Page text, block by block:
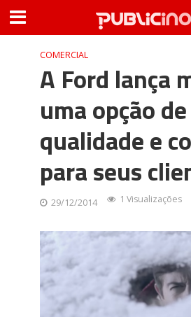
COMERCIAL
A Ford lança
uma opção de
qualidade e
para seus
29/12/2014 1 Visualizações